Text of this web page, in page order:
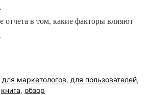
отчета в том, какие факторы влияют
для маркетологов, для пользователей,
книга, обзор